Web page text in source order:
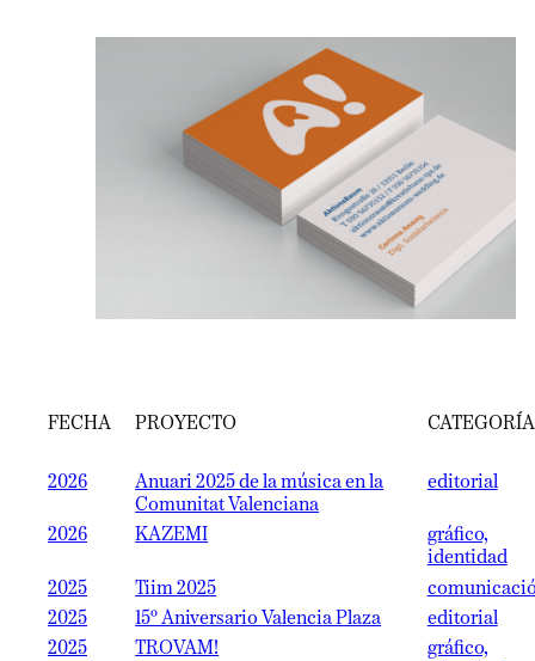
FECHA PROYECTO CATEGORÍA
2026
Anuari 2025 de la música en la
Comunitat Valenciana
editorial
2026 KAZEMI
gráfico,
identidad
2025
Tiim 2025
2025
15º Aniversario Valencia Plaza
editorial
2025
TROVAM!
gráfico,